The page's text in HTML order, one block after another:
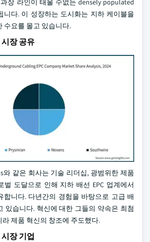
장 라인이 태울 수없는 densely populated
니다. 이 성장하는 도시화는 지하 케이블을
수요를 몰고 있습니다.
시장 공유
와 같은 회사는 기술 리더십, 광범위한 제품
벌 도달으로 인해 지하 배선 EPC 업계에서
합니다. 다년간의 경험을 바탕으로 고급 배
있습니다. 혁신에 대한 그들의 약속은 최첨
제품 혁신의 창조에 주도했다.
장 기업